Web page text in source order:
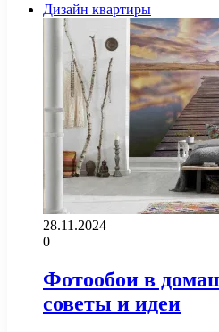
Дизайн квартиры
28.11.2024
0
Фотообои в
советы и идеи